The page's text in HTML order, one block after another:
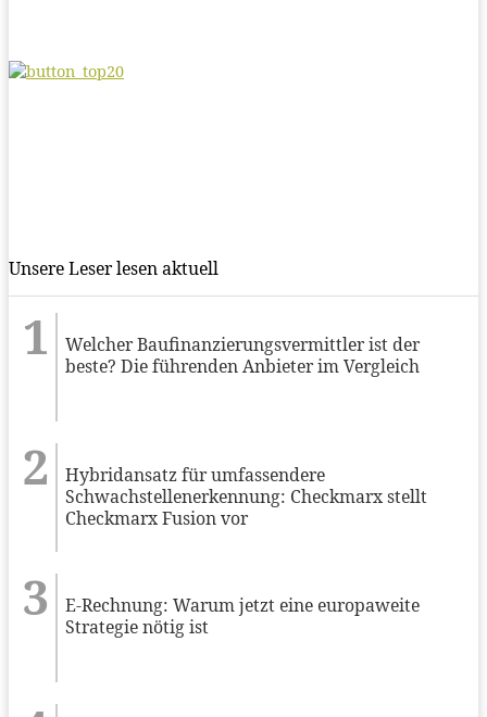
Unsere Leser lesen aktuell
Welcher Baufinanzierungsvermittler ist der
beste? Die führenden Anbieter im Vergleich
Hybridansatz für umfassendere
Schwachstellenerkennung: Checkmarx stellt
Checkmarx Fusion vor
E-Rechnung: Warum jetzt eine europaweite
Strategie nötig ist